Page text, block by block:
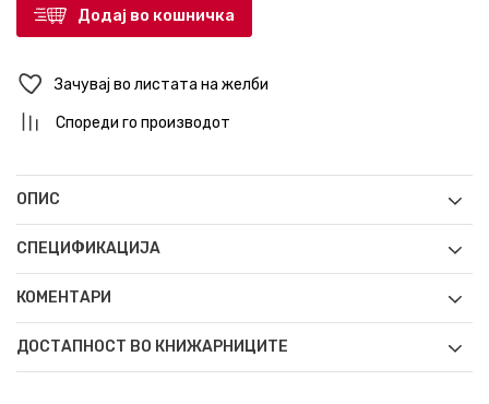
Додај во кошничка
Зачувај во листата на желби
Спореди го производот
ОПИС
СПЕЦИФИКАЦИЈА
КОМЕНТАРИ
ДОСТАПНОСТ ВО КНИЖАРНИЦИТЕ